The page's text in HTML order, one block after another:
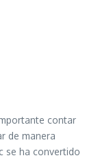
contar
de manera
se ha convertido